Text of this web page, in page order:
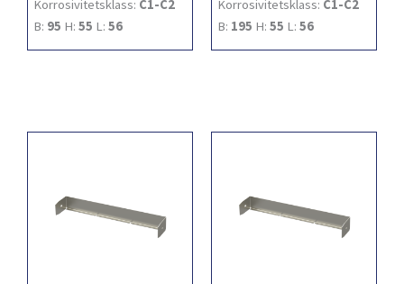
Korrosivitetsklass: C1-C2
B: 95 H: 55 L: 56
Korrosivitetsklass: C1-C2
B: 195 H: 55 L: 56